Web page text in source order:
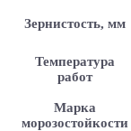
Зернистость, мм
Температура
работ
Марка
морозостойкости